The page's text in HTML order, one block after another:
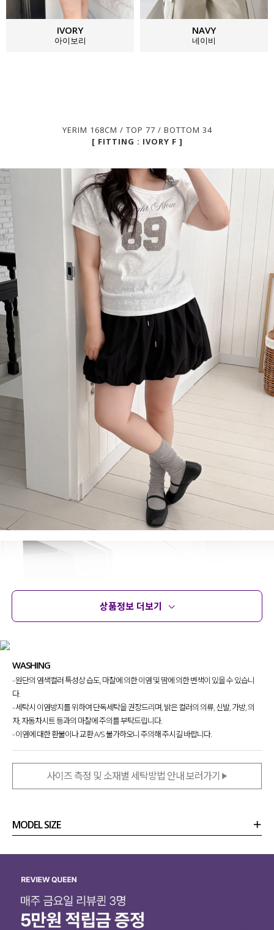
IVORY
아이보리
NAVY
네이비
YERIM 168CM / TOP 77 / BOTTOM 34
[ FITTING : IVORY F ]
상품정보 더보기
WASHING
- 원단의 염색컬러 특성상 습도, 마찰에 의한 이염 및 땀에 의한 변색이 있을 수 있습니
다.
- 세탁시 이염방지를 위하여 단독세탁을 권장드리며, 밝은 컬러의 의류, 신발, 가방, 의
자, 자동차시트 등과의 마찰에 주의를 부탁드립니다.
- 이염에 대한 환불이나 교환 A/S 불가하오니 주의해 주시길 바랍니다.
사이즈 측정 및 소재별 세탁방법 안내 보러가기
MODEL SIZE